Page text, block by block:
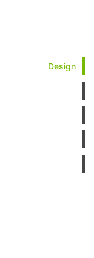
Design